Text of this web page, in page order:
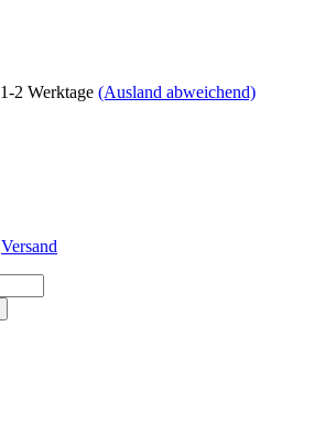
1-2 Werktage (Ausland abweichend)
Versand